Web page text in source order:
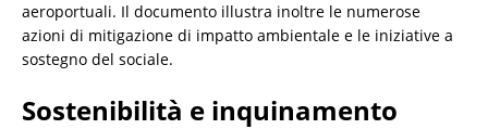
aeroportuali. Il documento illustra inoltre le numerose
azioni di mitigazione di impatto ambientale e le iniziative a
sostegno del sociale.
Sostenibilità e inquinamento